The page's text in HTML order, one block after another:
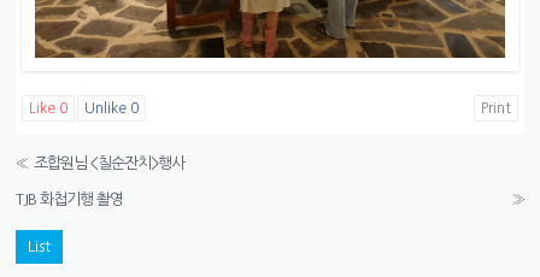
Like 0 Unlike 0 Print
« 조합원님 <칠순잔치>행사
TJB 화첩기행 촬영 »
List